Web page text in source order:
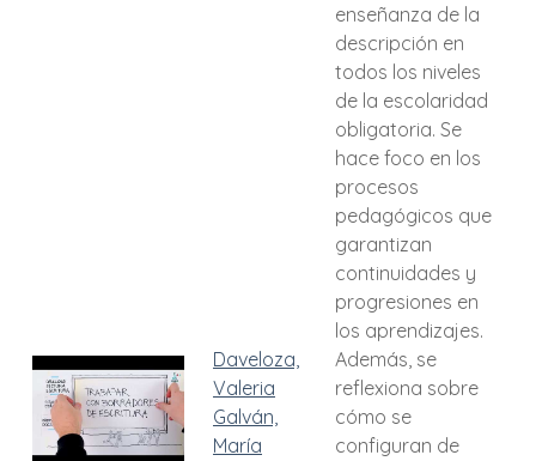
Daveloza,
Valeria
Galván,
María
enseñanza de la
descripción en
todos los niveles
de la escolaridad
obligatoria. Se
hace foco en los
procesos
pedagógicos que
garantizan
continuidades y
progresiones en
los aprendizajes.
Además, se
reflexiona sobre
cómo se
configuran de